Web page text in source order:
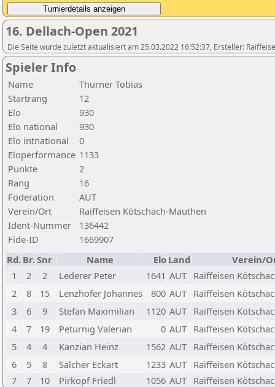
16. Dellach-Open 2021
Die Seite wurde zuletzt aktualisiert am 25.03.2022 16:52:37, Ersteller:
Spieler Info
Name
Thurner Tobias
Startrang
12
Elo
930
Elo national
930
Elo intnational
0
Eloperformance 1133
Punkte
2
Rang
16
Föderation
AUT
Verein/Ort
Raiffeisen Kötschach-Mauthen
Ident-Nummer
136442
Fide-ID
1669907
Rd. Br.Snr Name Elo Land
Verein/
1
2 2 Lederer Peter 1641 AUT Raiffeisen
2
8 15 Lenzhofer Johannes 800 AUT Raiffeisen
3
6 9 Stefan Maximilian 1120 AUT Raiffeisen
4
7 19 Peturnig Valerian 0 AUT Raiffeisen
5
4 4 Kanzian Heinz 1562 AUT Raiffeisen
6
5 8 Salcher Eckart 1233 AUT Raiffeisen
7
7 10 Pirkopf Friedl 1056 AUT Raiffeisen